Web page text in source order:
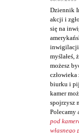
Dziennik
akcji i
się na
inwigilacji
myślałeś,
możesz
biurku i
kamer
spojrzysz
Polecamy
pod
własnego